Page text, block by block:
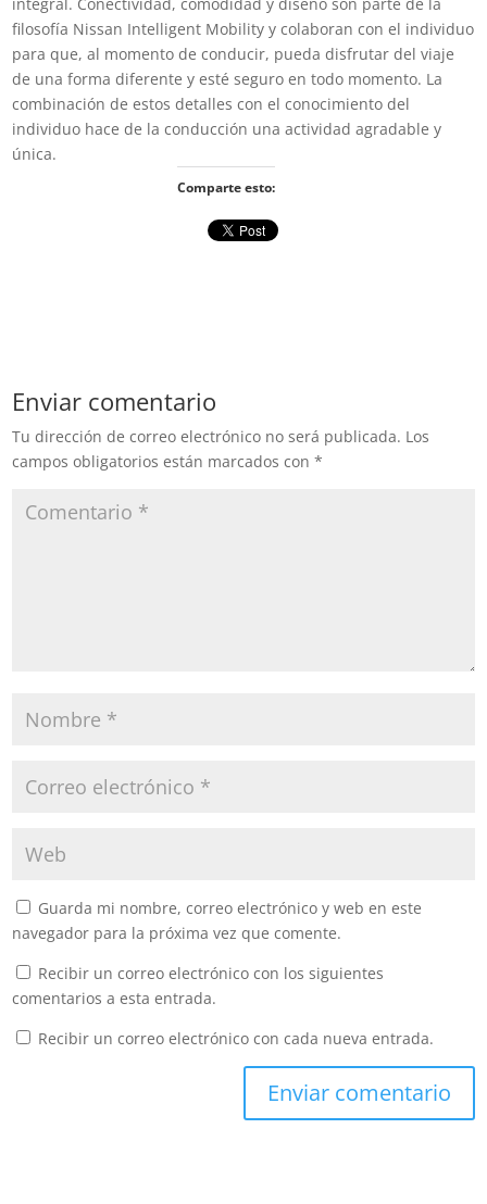
filosofía Nissan Intelligent Mobility y colaboran con el individuo
para que, al momento de conducir, pueda disfrutar del viaje
de una forma diferente y esté seguro en todo momento. La
combinación de estos detalles con el conocimiento del
individuo hace de la conducción una actividad agradable y
única.
Comparte esto:
Enviar comentario
Tu dirección de correo electrónico no será publicada. Los
campos obligatorios están marcados con*
Guarda mi nombre, correo electrónico y web en este
navegador para la próxima vez que comente.
Recibir un correo electrónico con los siguientes
comentarios a esta entrada.
Recibir un correo electrónico con cada nueva entrada.